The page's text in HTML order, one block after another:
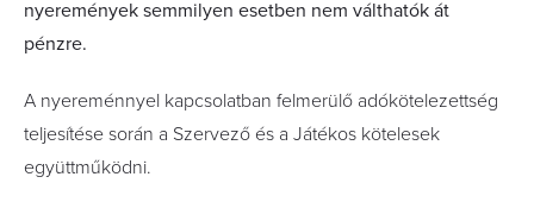
nyeremények semmilyen esetben nem válthatók át
pénzre.
A nyereménnyel kapcsolatban felmerülő adókötelezettség
teljesítése során a Szervező és a Játékos kötelesek
együttműködni.